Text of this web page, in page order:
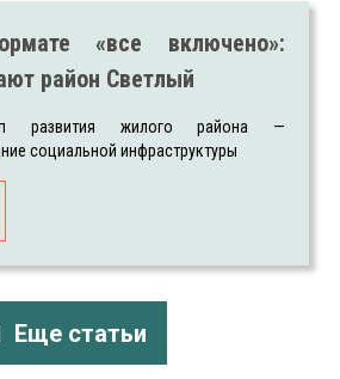
«все включено»:
район Светлый
развития жилого района —
социальной инфраструктуры
Еще статьи